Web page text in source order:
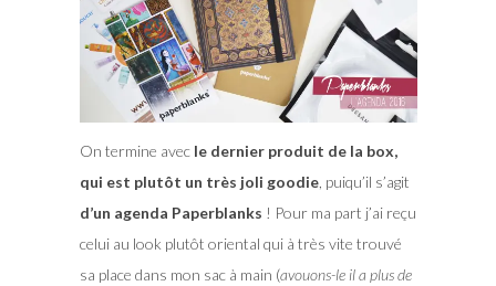
On termine avec le dernier produit de la box,
qui est plutôt un très joli goodie, puiqu’il s’agit
d’un agenda Paperblanks ! Pour ma part j’ai reçu
celui au look plutôt oriental qui à très vite trouvé
sa place dans mon sac à main (avouons-le il a plus de